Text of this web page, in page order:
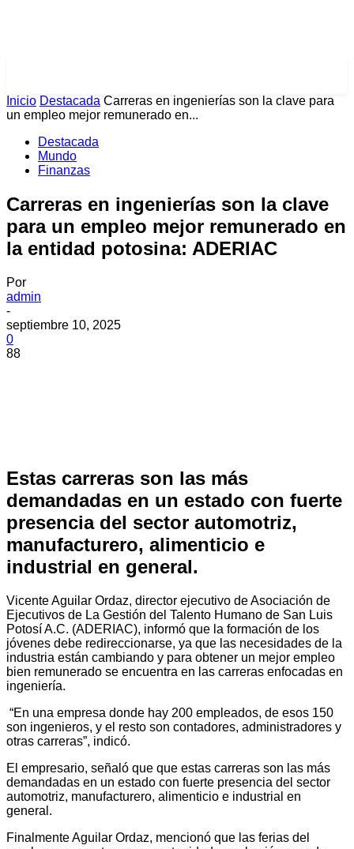
Inicio Destacada Carreras en ingenierías son la clave para
un empleo mejor remunerado en...
Destacada
Mundo
Finanzas
Carreras en ingenierías son la clave
para un empleo mejor remunerado en
la entidad potosina: ADERIAC
Por
admin
-
septiembre 10, 2025
0
88
Estas carreras son las más
demandadas en un estado con fuerte
presencia del sector automotriz,
manufacturero, alimenticio e
industrial en general.
Vicente Aguilar Ordaz, director ejecutivo de Asociación de
Ejecutivos de La Gestión del Talento Humano de San Luis
Potosí A.C. (ADERIAC), informó que la formación de los
jóvenes debe redireccionarse, ya que las necesidades de la
industria están cambiando y para obtener un mejor empleo
bien remunerado se encuentra en las carreras enfocadas en
ingeniería.
“En una empresa donde hay 200 empleados, de esos 150
son ingenieros, y el resto son contadores, administradores y
otras carreras”, indicó.
El empresario, señaló que que estas carreras son las más
demandadas en un estado con fuerte presencia del sector
automotriz, manufacturero, alimenticio e industrial en
general.
Finalmente Aguilar Ordaz, mencionó que las ferias del